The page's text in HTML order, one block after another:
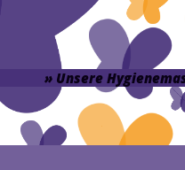
» Unsere